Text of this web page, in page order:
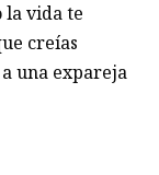
la vida te
creías
una expareja